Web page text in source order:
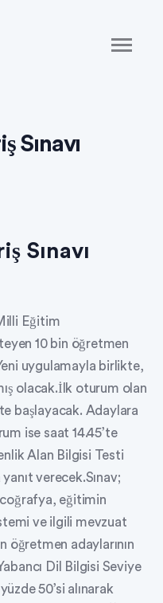
Sınavı
Sınavı
Eğitim
10 bin öğretmen
uygulamayla birlikte,
olacak.İlk oturum olan
başlayacak. Adaylara
ise saat 14.45’te
Alan Bilgisi Testi
verecek.Sınav;
eğitimin
ve ilgili mevzuat
öğretmen adaylarının
Dil Bilgisi Seviye
50’si alınarak